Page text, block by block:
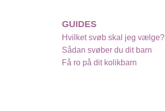
GUIDES
Hvilket svøb skal jeg vælge?
Sådan svøber du dit barn
Få ro på dit kolikbarn